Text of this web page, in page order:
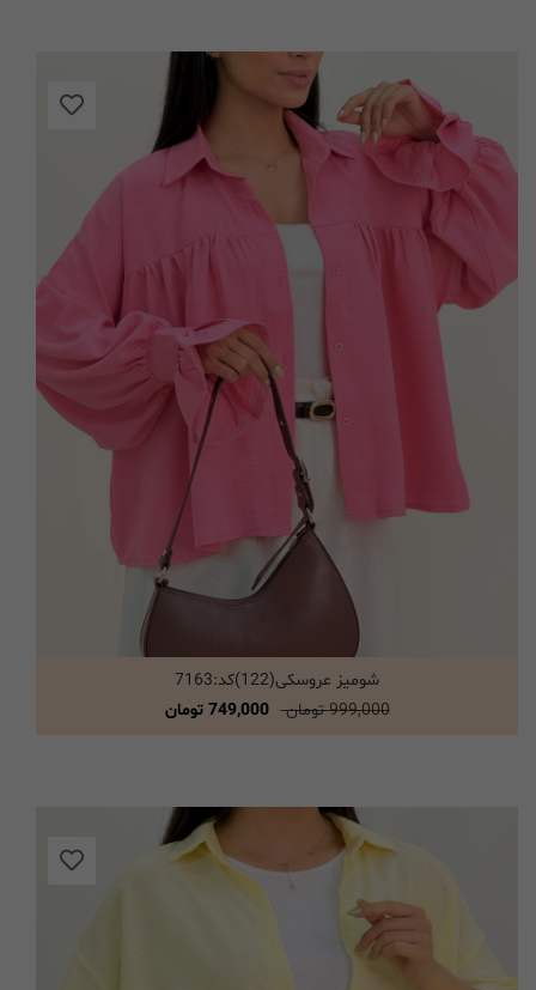
انتخاب گزینه ها
شومیز عروسکی(122)کد:7163
999,000 تومان
749,000 تومان